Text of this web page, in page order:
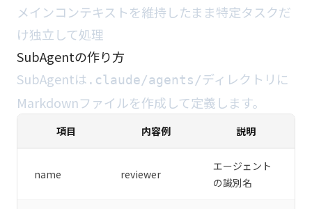
メインコンテキストを維持したまま特定タスクだ
け独立して処理
SubAgentの作り方
SubAgentは .claude/agents/ディレクトリに
Markdownファイルを作成して定義します。
項目 内容例 説明
name reviewer
エージェント
の識別名